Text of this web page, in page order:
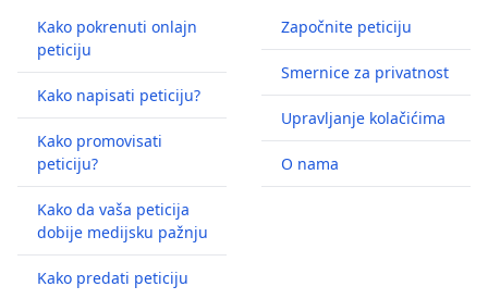
Kako pokrenuti onlajn
peticiju
Kako napisati peticiju?
Kako promovisati
peticiju?
Kako da vaša peticija
dobije medijsku pažnju
Kako predati peticiju
Započnite peticiju
Smernice za privatnost
Upravljanje kolačićima
O nama